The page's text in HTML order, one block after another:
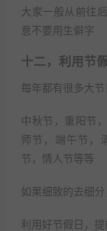
大家一般从前往
意不要用生僻字
十二，利用节
每年都有很多大节
中秋节，重阳节
师节，端午节，
节，情人节等等
如果细致的去细
利用好节假日，提